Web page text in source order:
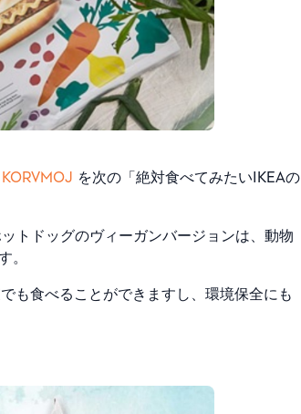
KORVMOJ を次の「絶対食べてみたいIKEAの
トドッグのヴィーガンバージョンは、動物
。
も食べることができますし、環境保全にも